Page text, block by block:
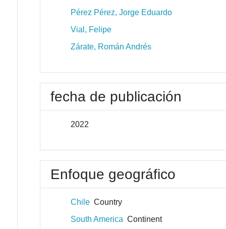
Pérez Pérez, Jorge Eduardo
Vial, Felipe
Zárate, Román Andrés
fecha de publicación
2022
Enfoque geográfico
Chile Country
South America Continent